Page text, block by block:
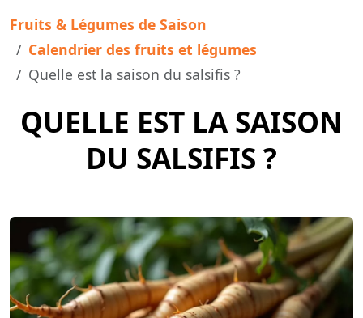
Fruits & Légumes de Saison
Calendrier des fruits et légumes
Quelle est la saison du salsifis ?
QUELLE EST LA SAISON
DU SALSIFIS ?